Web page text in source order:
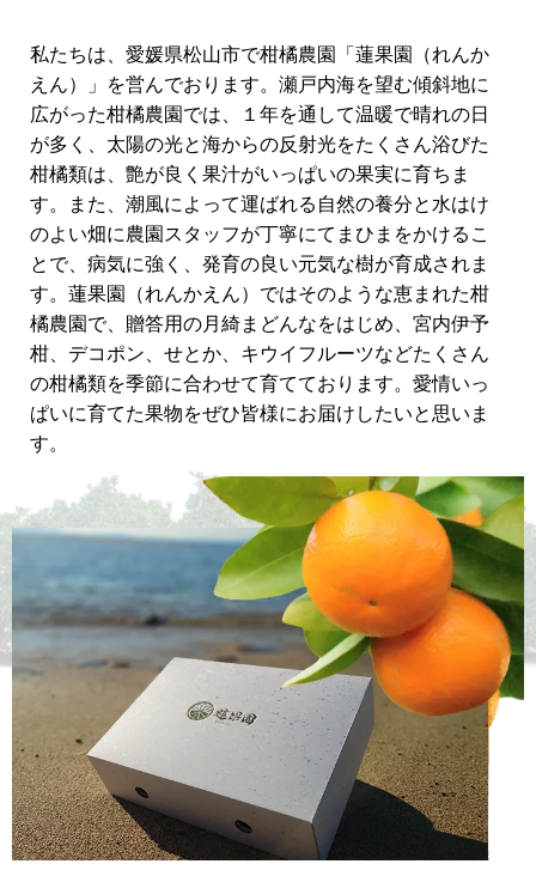
私たちは、愛媛県松山市で柑橘農園「蓮果園（れんか
えん）」を営んでおります。瀬戸内海を望む傾斜地に
広がった柑橘農園では、１年を通して温暖で晴れの日
が多く、太陽の光と海からの反射光をたくさん浴びた
柑橘類は、艶が良く果汁がいっぱいの果実に育ちま
す。また、潮風によって運ばれる自然の養分と水はけ
のよい畑に農園スタッフが丁寧にてまひまをかけるこ
とで、病気に強く、発育の良い元気な樹が育成されま
す。蓮果園（れんかえん）ではそのような恵まれた柑
橘農園で、贈答用の月綺まどんなをはじめ、宮内伊予
柑、デコポン、せとか、キウイフルーツなどたくさん
の柑橘類を季節に合わせて育てております。愛情いっ
ぱいに育てた果物をぜひ皆様にお届けしたいと思いま
す。